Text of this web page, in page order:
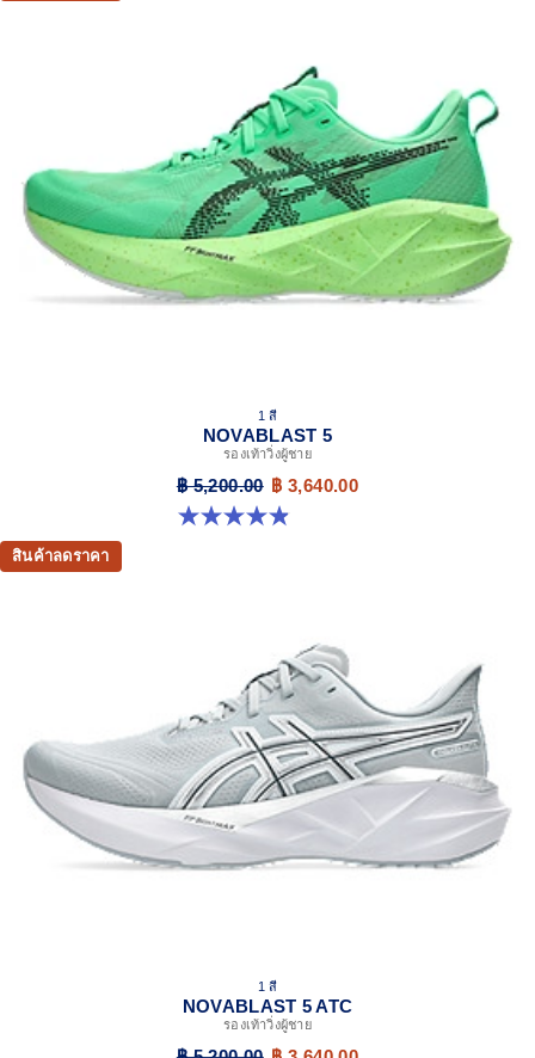
1 สี
NOVABLAST 5
รองเท้าวิ่งผู้ชาย
฿ 5,200.00 ฿ 3,640.00
4.9 จาก 5 ดาว 214 รีวิว
สินค้าลดราคา
1 สี
NOVABLAST 5 ATC
รองเท้าวิ่งผู้ชาย